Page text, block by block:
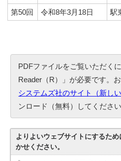
第50回
令和8年3月18日 駅
PDFファイルをご覧いただく
Reader（R）」が必要です。
システムズ社のサイト（新し
ンロード（無料）してください
よりよいウェブサイトにするた
かせください。